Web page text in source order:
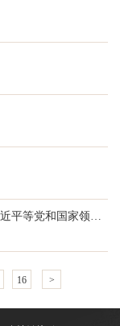
直播：十三届全国人大四次会议举行闭幕会 习近平等党和国家领导人出席
16 >